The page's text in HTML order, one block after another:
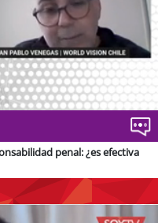
penal: ¿es efectiva